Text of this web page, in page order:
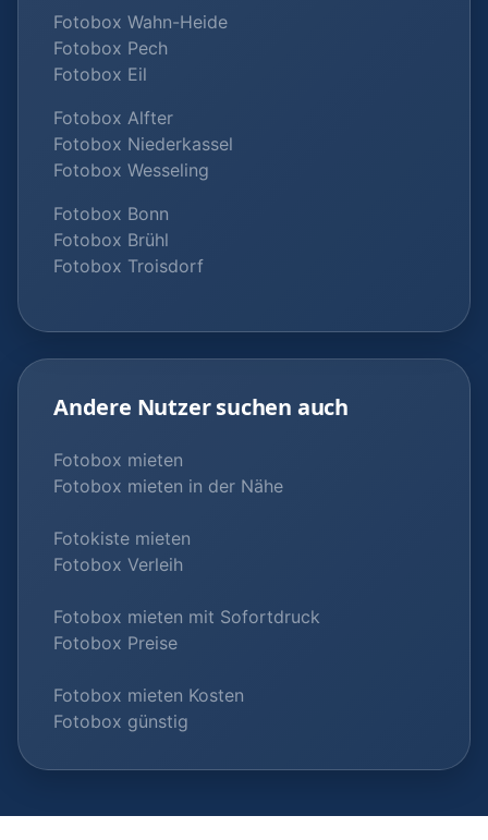
Fotobox Wahn-Heide
Fotobox Pech
Fotobox Eil
Fotobox Alfter
Fotobox Niederkassel
Fotobox Wesseling
Fotobox Bonn
Fotobox Brühl
Fotobox Troisdorf
Andere Nutzer suchen auch
Fotobox mieten
Fotobox mieten in der Nähe
Fotokiste mieten
Fotobox Verleih
Fotobox mieten mit Sofortdruck
Fotobox Preise
Fotobox mieten Kosten
Fotobox günstig